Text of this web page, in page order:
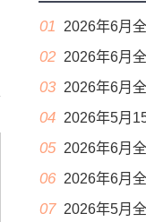
01 2026年6月全国
02 2026年6月全国
03 2026年6月全国
04 2026年5月15-20
05 2026年6月全
06 2026年6月全国
07 2026年5月全国